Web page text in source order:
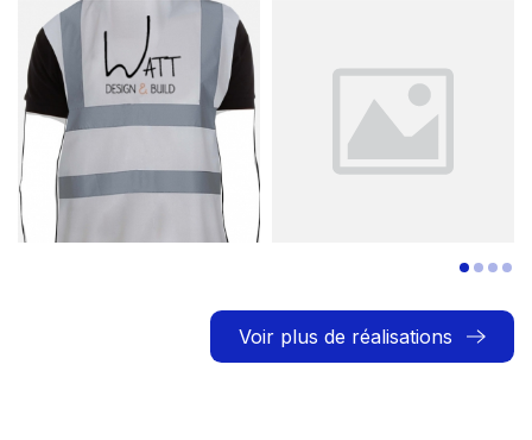
slide1 to 2 of 8
Assurez votre travail en
Read more
Voir plus de réalisations